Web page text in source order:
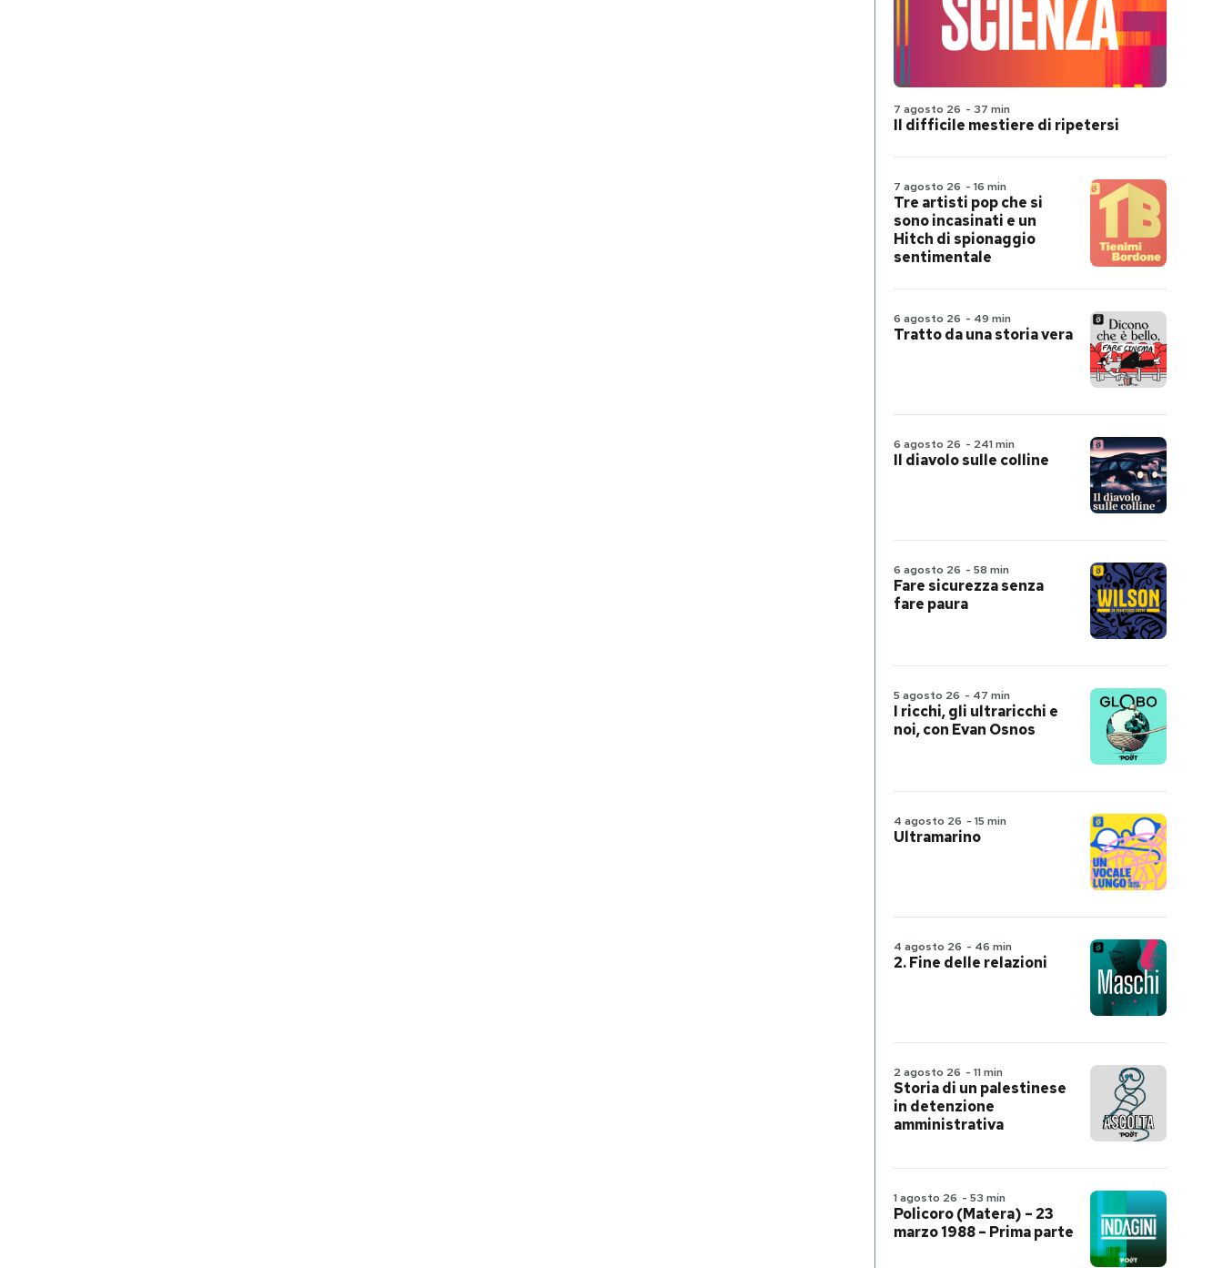
7 agosto 26 - 37 min
Il difficile mestiere di ripetersi
7 agosto 26 - 16 min
Tre artisti pop che si
sono incasinati e un
Hitch di spionaggio
sentimentale
6 agosto 26 - 49 min
Tratto da una storia vera
6 agosto 26 - 241 min
Il diavolo sulle colline
6 agosto 26 - 58 min
Fare sicurezza senza
fare paura
5 agosto 26 - 47 min
I ricchi, gli ultraricchi e
noi, con Evan Osnos
4 agosto 26 - 15 min
Ultramarino
4 agosto 26 - 46 min
2. Fine delle relazioni
2 agosto 26 - 11 min
Storia di un palestinese
in detenzione
amministrativa
1 agosto 26 - 53 min
Policoro (Matera) – 23
marzo 1988 – Prima parte